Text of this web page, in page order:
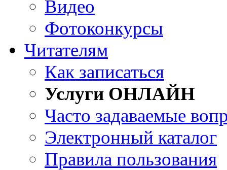
Видео
Фотоконкурсы
Читателям
Как записаться
Услуги ОНЛАЙН
Часто задаваемые
Электронный каталог
Правила пользования